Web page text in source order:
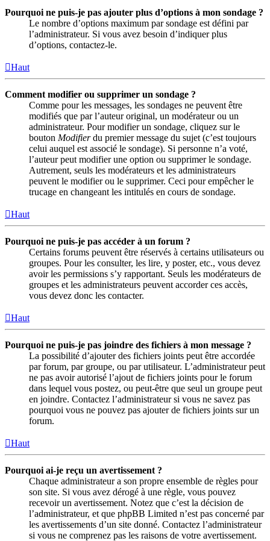
Pourquoi ne puis-je pas ajouter plus d’options à mon sondage ?
Le nombre d’options maximum par sondage est défini par
l’administrateur. Si vous avez besoin d’indiquer plus
d’options, contactez-le.
Haut
Comment modifier ou supprimer un sondage ?
Comme pour les messages, les sondages ne peuvent être
modifiés que par l’auteur original, un modérateur ou un
administrateur. Pour modifier un sondage, cliquez sur le
bouton Modifierdu premier message du sujet (c’est toujours
celui auquel est associé le sondage). Si personne n’a voté,
l’auteur peut modifier une option ou supprimer le sondage.
Autrement, seuls les modérateurs et les administrateurs
peuvent le modifier ou le supprimer. Ceci pour empêcher le
trucage en changeant les intitulés en cours de sondage.
Haut
Pourquoi ne puis-je pas accéder à un forum ?
Certains forums peuvent être réservés à certains utilisateurs ou
groupes. Pour les consulter, les lire, y poster, etc., vous devez
avoir les permissions s’y rapportant. Seuls les modérateurs de
groupes et les administrateurs peuvent accorder ces accès,
vous devez donc les contacter.
Haut
Pourquoi ne puis-je pas joindre des fichiers à mon message ?
La possibilité d’ajouter des fichiers joints peut être accordée
par forum, par groupe, ou par utilisateur. L’administrateur peut
ne pas avoir autorisé l’ajout de fichiers joints pour le forum
dans lequel vous postez, ou peut-être que seul un groupe peut
en joindre. Contactez l’administrateur si vous ne savez pas
pourquoi vous ne pouvez pas ajouter de fichiers joints sur un
forum.
Haut
Pourquoi ai-je reçu un avertissement ?
Chaque administrateur a son propre ensemble de règles pour
son site. Si vous avez dérogé à une règle, vous pouvez
recevoir un avertissement. Notez que c’est la décision de
l’administrateur, et que phpBB Limited n’est pas concerné par
les avertissements d’un site donné. Contactez l’administrateur
si vous ne comprenez pas les raisons de votre avertissement.